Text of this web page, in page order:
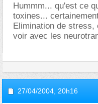
Hummm... qu'est ce
toxines...
Elimination de stress,
voir avec les
27/04/2004, 20h16